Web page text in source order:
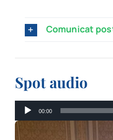
Comunicat
Spot audio
Player
audio
00:00